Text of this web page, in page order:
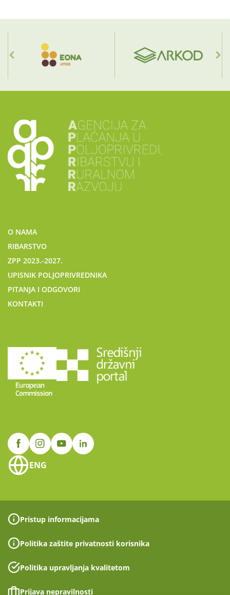
O NAMA
RIBARSTVO
ZPP 2023.-2027.
UPISNIK POLJOPRIVREDNIKA
PITANJA I ODGOVORI
KONTAKTI
ENG
Pristup informacijama
Politika zaštite privatnosti korisnika
Politika upravljanja kvalitetom
Prijava nepravilnosti